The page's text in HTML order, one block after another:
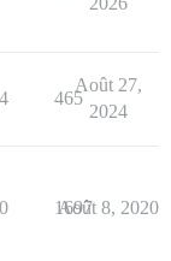
4 465
Août 27,
2024
0 1697
Août 8, 2020